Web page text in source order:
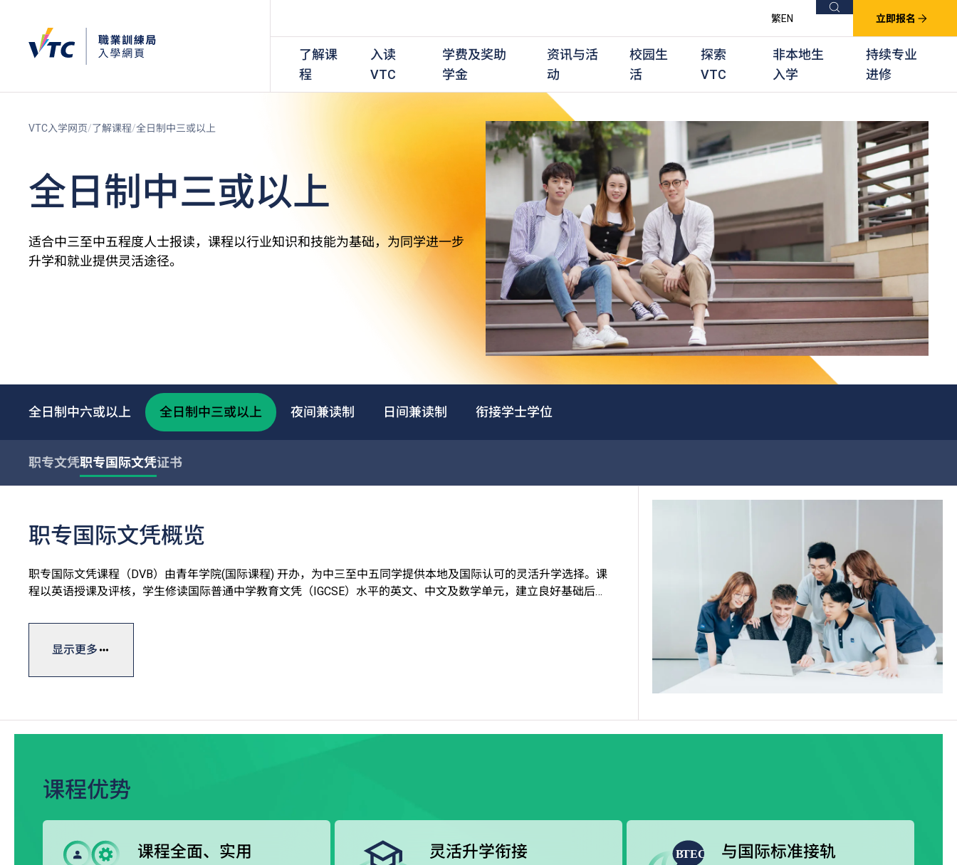
繁EN 搜索 立即报名
了解课
程
全日制中三或以上
在职培训课程
持续专业进修
夜间兼读制
日间兼读制
学历程度
学士学位
高级文凭
文凭
证书
其他课程
应用学习课程
社群培训计划
其他专业课程
专业考试及认可
学徒及其他训练计划
入读
VTC
全日制中三或以上
在职培训
持续专业进修
夜间兼读制
日间兼读制
学费及奖助
学金
全日制中三或以上
日间兼读制
奖学金
奖学金及奖励计划
资讯与活
动
校园生
活
探索
VTC
非本地生
入学
持续专业
进修
VTC入学网页 了解课程 全日制中三或以上
全日制中三或以上
适合中三至中五程度人士报读，课程以行业知识和技能为基础，为同学进一步
升学和就业提供灵活途径。
全日制中六或以上 全日制中三或以上 夜间兼读制 日间兼读制 衔接学士学位
职专文凭职专国际文凭证书
职专国际文凭概览
职专国际文凭课程（DVB）由青年学院(国际课程) 开办，为中三至中五同学提供本地及国际认可的灵活升学选择。课
程以英语授课及评核，学生修读国际普通中学教育文凭（IGCSE）水平的英文、中文及数学单元，建立良好基础后有
职专国际文凭一般修读期为三年，课程参照国际标准，其中的设计、工程、运动的专业单元皆采用英国BTEC第三级
延伸文凭课程，学生可按兴趣选修，并透过专题研习提升知识和技能。
显示更多
课程优势
课程全面、实用 灵活升学衔接 与国际标准接轨